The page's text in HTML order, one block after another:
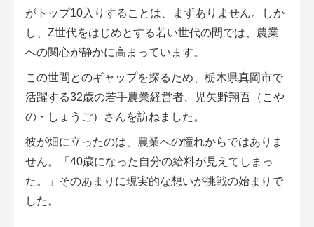
相談できる専門家一覧
アクション別メニュー
コラム・事例集
農業一問一答
アグリウェブ経営診断
がトップ10入りすることは、まずありません。しか
し、Z世代をはじめとする若い世代の間では、農業
への関心が静かに高まっています。
この世間とのギャップを探るため、栃木県真岡市で
活躍する32歳の若手農業経営者、児矢野翔吾（こや
の・しょうご）さんを訪ねました。
彼が畑に立ったのは、農業への憧れからではありま
せん。「40歳になった自分の給料が見えてしまっ
た。」そのあまりに現実的な想いが挑戦の始まりで
した。